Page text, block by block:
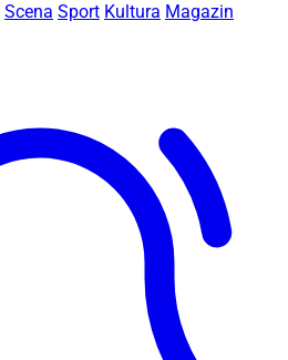
Scena Sport Kultura Magazin